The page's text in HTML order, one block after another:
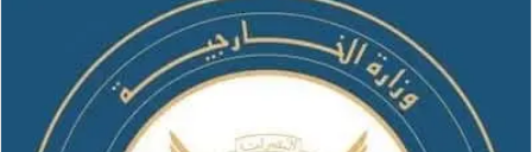
ل
ب
ر
ي
د